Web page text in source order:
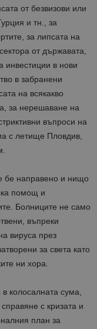
от безвизови или
и тн., за
за липсата на
от държавата,
инвестиции в нови
в забранени
на всякакво
за нерешаване на
въпроси на
с летище Пловдив,
бе направено и нищо
помощ и
Болниците не само
въпреки
вируса през
за света като
ни хора.
колосалната сума,
с кризата и
план за